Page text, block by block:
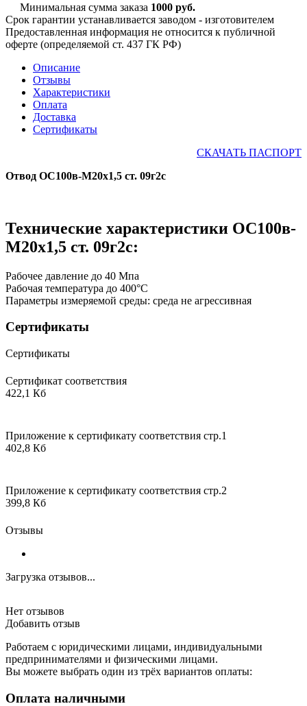
Минимальная сумма заказа 1000 руб.
Срок гарантии устанавливается заводом - изготовителем
Предоставленная информация не относится к публичной
оферте (определяемой ст. 437 ГК РФ)
Описание
Отзывы
Характеристики
Оплата
Доставка
Сертификаты
СКАЧАТЬ ПАСПОРТ
Отвод ОС100в-М20х1,5 ст. 09г2с
Технические характеристики ОС100в-
М20х1,5 ст. 09г2с:
Рабочее давление до 40 Мпа
Рабочая температура до 400°С
Параметры измеряемой среды: среда не агрессивная
Сертификаты
Сертификаты
Сертификат соответствия
422,1 Кб
Приложение к сертификату соответствия стр.1
402,8 Кб
Приложение к сертификату соответствия стр.2
399,8 Кб
Отзывы
Загрузка отзывов...
Нет отзывов
Добавить отзыв
Работаем с юридическими лицами, индивидуальными
предпринимателями и физическими лицами.
Вы можете выбрать один из трёх вариантов оплаты:
Оплата наличными